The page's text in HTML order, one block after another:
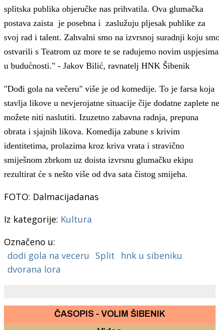
splitska publika objeručke nas prihvatila. Ova glumačka
postava zaista je posebna i zaslužuju pljesak publike za
svoj rad i talent. Zahvalni smo na izvrsnoj suradnji koju
ostvarili s Teatrom uz more te se radujemo novim uspjesima
u budućnosti." - Jakov Bilić, ravnatelj HNK Šibenik
"Dođi gola na večeru" više je od komedije. To je farsa koja
stavlja likove u nevjerojatne situacije čije dodatne zaplete ne
možete niti naslutiti. Izuzetno zabavna radnja, prepuna
obrata i sjajnih likova. Komedija zabune s krivim
identitetima, prolazima kroz kriva vrata i stravično
smiješnom zbrkom uz doista izvrsnu glumačku ekipu
rezultirat će s nešto više od dva sata čistog smijeha.
FOTO: Dalmacijadanas
Iz kategorije: Kultura
Označeno u:
dodi gola na veceru
Split
hnk u sibeniku
dvorana lora
ČASOPIS - VOLIM ŠIBENIK